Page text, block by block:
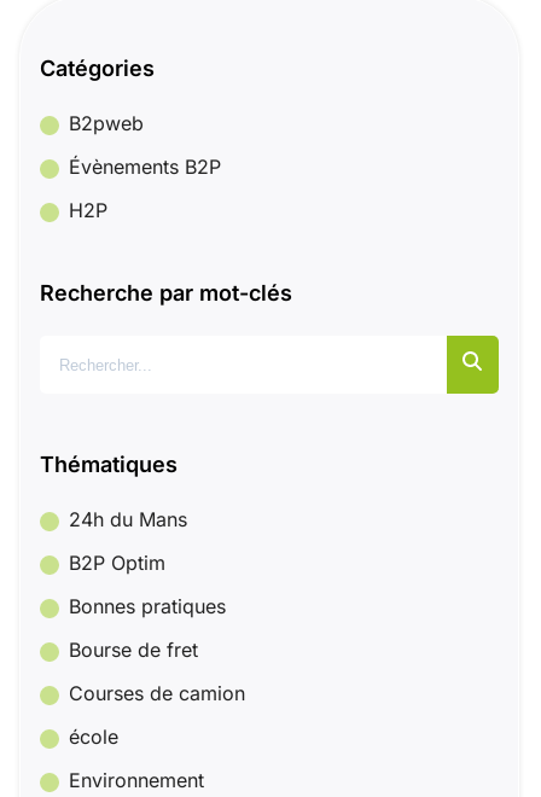
Catégories
B2pweb
Évènements B2P
H2P
Recherche par mot-clés
Thématiques
24h du Mans
B2P Optim
Bonnes pratiques
Bourse de fret
Courses de camion
école
Environnement